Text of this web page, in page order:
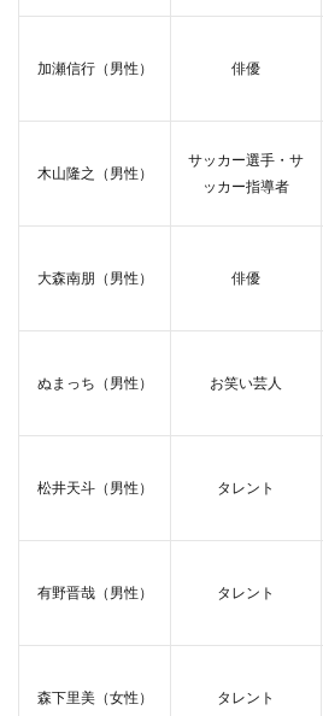
加瀬信行（男性） 俳優
木山隆之（男性）
サッカー選手・サ
ッカー指導者
大森南朋（男性） 俳優
ぬまっち（男性） お笑い芸人
松井天斗（男性） タレント
有野晋哉（男性） タレント
森下里美（女性） タレント